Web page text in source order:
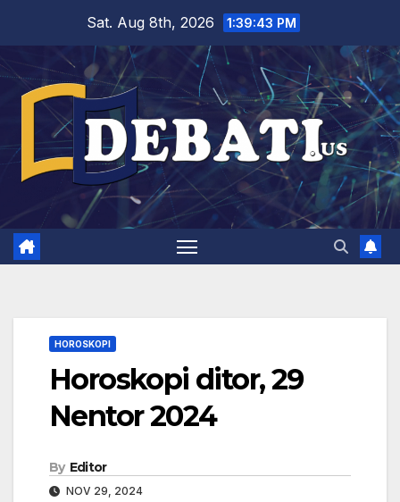
content
Sat. Aug 8th, 2026 1:39:45 PM
HOROSKOPI
Horoskopi ditor, 29
Nentor 2024
By Editor
NOV 29, 2024